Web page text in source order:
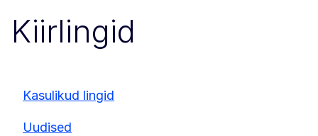
Kiirlingid
Kasulikud lingid
Uudised